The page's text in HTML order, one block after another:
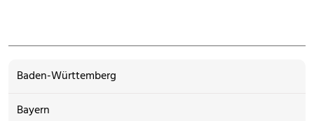
Baden-Württemberg
Bayern